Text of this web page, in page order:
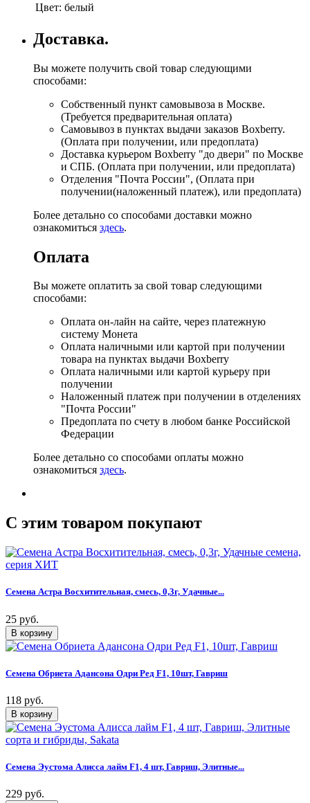
Цвет: белый
Доставка.
Вы можете получить свой товар следующими
способами:
Собственный пункт самовывоза в Москве.
(Требуется предварительная оплата)
Самовывоз в пунктах выдачи заказов Boxberry.
(Оплата при получении, или предоплата)
Доставка курьером Boxberry "до двери" по Москве
и СПБ. (Оплата при получении, или предоплата)
Отделения "Почта России", (Оплата при
получении(наложенный платеж), или предоплата)
Более детально со способами доставки можно
ознакомиться здесь.
Оплата
Вы можете оплатить за свой товар следующими
способами:
Оплата он-лайн на сайте, через платежную
систему Монета
Оплата наличными или картой при получении
товара на пунктах выдачи Boxberry
Оплата наличными или картой курьеру при
получении
Наложенный платеж при получении в отделениях
"Почта России"
Предоплата по счету в любом банке Российской
Федерации
Более детально со способами оплаты можно
ознакомиться здесь.
C этим товаром покупают
Семена Астра Восхитительная, смесь, 0,3г, Удачные...
25 руб.
Семена Обриета Адансона Одри Ред F1, 10шт, Гавриш
118 руб.
Семена Эустома Алисса лайм F1, 4 шт, Гавриш, Элитные...
229 руб.